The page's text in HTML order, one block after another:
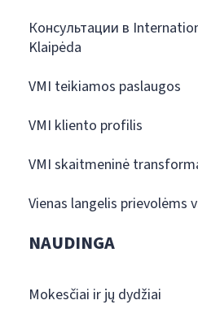
Консультации в
Klaipėda
VMI teikiamos paslaugos
VMI kliento profilis
VMI skaitmeninė
Vienas langelis prievolėms
NAUDINGA
Mokesčiai ir jų dydžiai